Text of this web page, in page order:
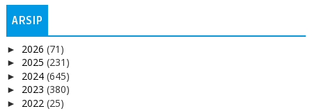
ARSIP
► 2026 (71)
► 2025 (231)
► 2024 (645)
► 2023 (380)
► 2022 (25)